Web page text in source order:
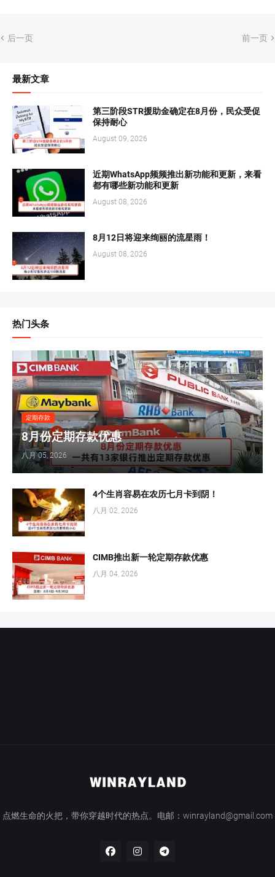
后一页 前一页
最新文章
第三阶段STR援助金确定在8月份，民众受促
保持耐心
August 09, 2026
近期WhatsApp频频推出新功能和更新，来看
都有哪些新功能和更新
August 08, 2026
8月12日将迎来绚丽的流星雨！
August 08, 2026
热门头条
定期存款
8月份定期存款优惠
八月 05, 2026
4个生肖容易在农历七月卡到阴！
八月 02, 2026
CIMB推出新一轮定期存款优惠
八月 04, 2026
点燃生命的火把，带你穿越时代的热点。电邮：winrayland@gmail.com